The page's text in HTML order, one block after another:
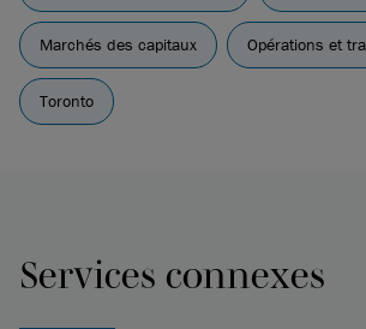
Marchés des capitaux Opérations et
Toronto
Services connexes